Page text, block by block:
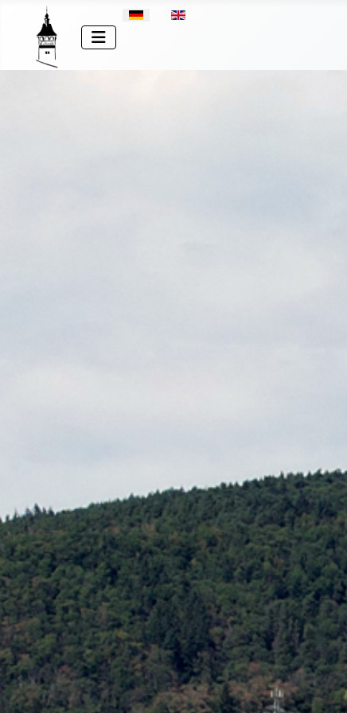
Sprache auswählen